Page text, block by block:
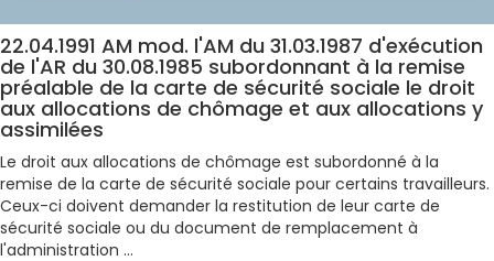
22.04.1991 AM mod. l'AM du 31.03.1987 d'exécution
de l'AR du 30.08.1985 subordonnant à la remise
préalable de la carte de sécurité sociale le droit
aux allocations de chômage et aux allocations y
assimilées
Le droit aux allocations de chômage est subordonné à la
remise de la carte de sécurité sociale pour certains travailleurs.
Ceux-ci doivent demander la restitution de leur carte de
sécurité sociale ou du document de remplacement à
l'administration ...